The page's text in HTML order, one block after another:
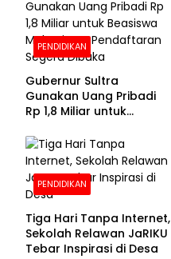
PENDIDIKAN
Gubernur Sultra
Gunakan Uang Pribadi
Rp 1,8 Miliar untuk
Pendaftaran Segera
Dibuka
PENDIDIKAN
Tiga Hari Tanpa Internet,
Sekolah Relawan JaRIKU
Tebar Inspirasi di Desa